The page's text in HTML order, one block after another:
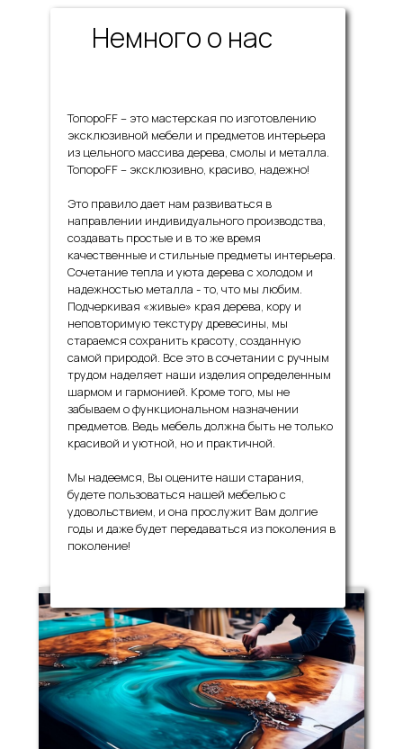
Немного о нас
ТопороFF – это мастерская по изготовлению
эксклюзивной мебели и предметов интерьера
из цельного массива дерева, смолы и металла.
ТопороFF – эксклюзивно, красиво, надежно!
Это правило дает нам развиваться в
направлении индивидуального производства,
создавать простые и в то же время
качественные и стильные предметы интерьера.
Сочетание тепла и уюта дерева с холодом и
надежностью металла - то, что мы любим.
Подчеркивая «живые» края дерева, кору и
неповторимую текстуру древесины, мы
стараемся сохранить красоту, созданную
самой природой. Все это в сочетании с ручным
трудом наделяет наши изделия определенным
шармом и гармонией. Кроме того, мы не
забываем о функциональном назначении
предметов. Ведь мебель должна быть не только
красивой и уютной, но и практичной.
Мы надеемся, Вы оцените наши старания,
будете пользоваться нашей мебелью с
удовольствием, и она прослужит Вам долгие
годы и даже будет передаваться из поколения в
поколение!